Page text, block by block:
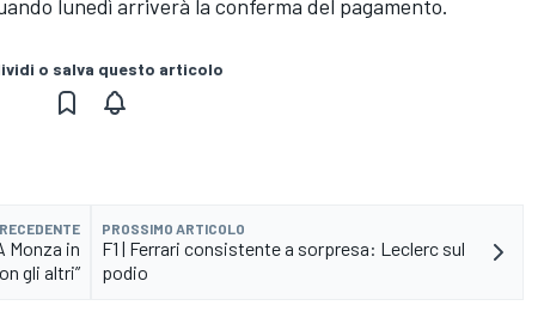
lunedì arriverà la conferma del pagamento.
o salva questo articolo
Monza in
gli altri”
PROSSIMO ARTICOLO
F1 | Ferrari consistente a sorpresa: Leclerc sul
podio